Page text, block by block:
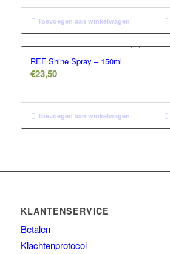
Toevoegen aan winkelwagen
REF Shine Spray – 150ml
€23,50
Toevoegen aan winkelwagen
KLANTENSERVICE
Betalen
Klachtenprotocol